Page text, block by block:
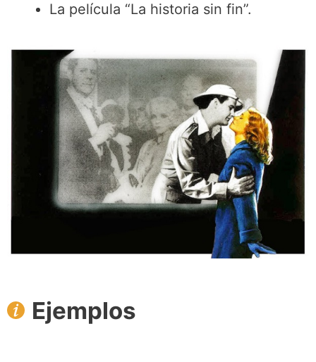
La película “La historia sin fin”.
Ejemplos